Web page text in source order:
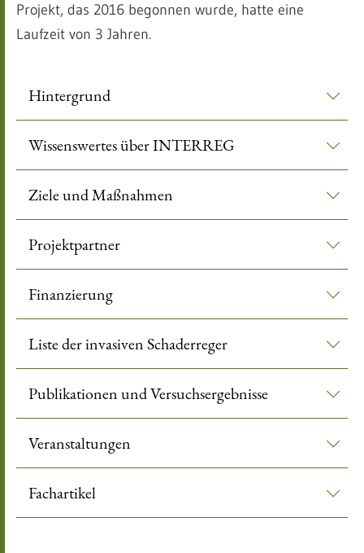
Projekt, das 2016 begonnen wurde, hatte eine
Laufzeit von 3 Jahren.
Hintergrund
Wissenswertes über INTERREG
Ziele und Maßnahmen
Projektpartner
Finanzierung
Liste der invasiven Schaderreger
Publikationen und Versuchsergebnisse
Veranstaltungen
Fachartikel